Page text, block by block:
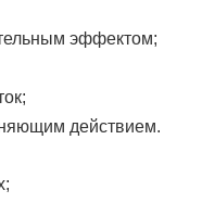
эффектом;
действием.